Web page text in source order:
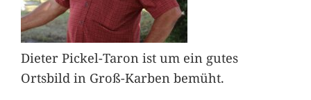
Dieter Pickel-Taron ist um ein gutes
Ortsbild in Groß-Karben bemüht.